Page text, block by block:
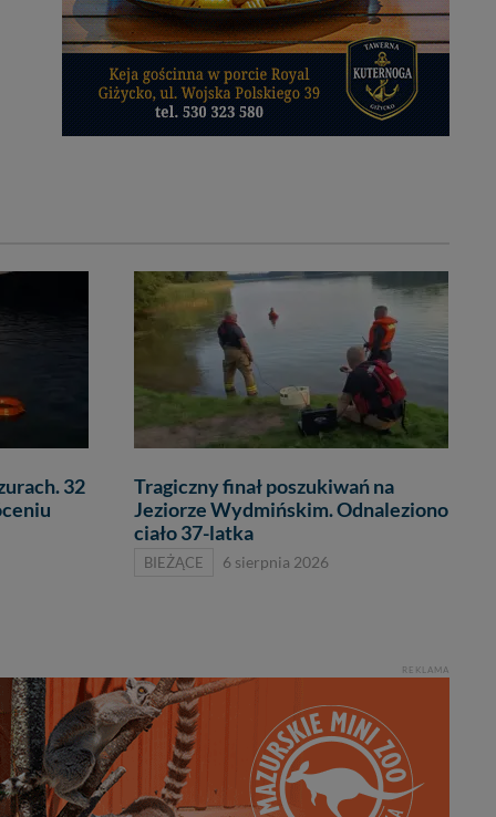
32
Tragiczny finał poszukiwań na
Jeziorze Wydmińskim. Odnaleziono
ciało 37-latka
BIEŻĄCE 6 sierpnia 2026
REKLAMA